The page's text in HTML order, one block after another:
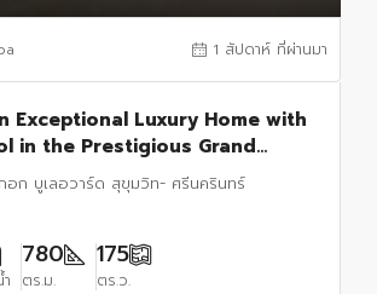
1 สัปดาห์ ที่ผ่านมา
Exceptional Luxury Home with
in the Prestigious Grand
Sukhumvit Srinakarin
อก บูเลอวาร์ด สุขุมวิท- ศรีนครินทร์
780
ตร.ม.
175
ตร.ว.